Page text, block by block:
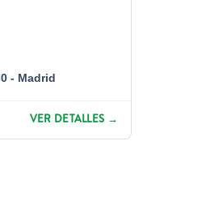
- Madrid
VER DETALLES →